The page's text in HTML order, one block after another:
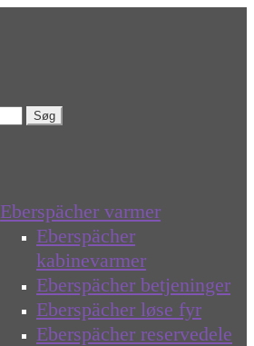
Søg
Eberspächer varmer
Eberspächer
kabinevarmer
Eberspächer betjeninger
Eberspächer løse fyr
Eberspächer reservedele